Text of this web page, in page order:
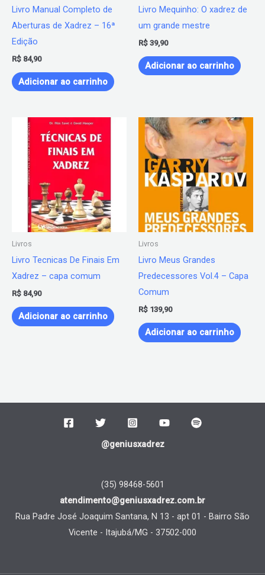
Livro Manual Completo de
Aberturas de Xadrez – 16ª
Edição
R$ 84,90
Adicionar ao carrinho
Livro Mequinho: O xadrez de
um grande mestre
R$ 39,90
Adicionar ao carrinho
Livros
Livro Tecnicas De Finais Em
Xadrez – capa comum
R$ 84,90
Adicionar ao carrinho
Livros
Livro Meus Grandes
Predecessores Vol.4 – Capa
Comum
R$ 139,90
Adicionar ao carrinho
@geniusxadrez
(35) 98468-5601
atendimento@geniusxadrez.com.br
Rua Padre José Joaquim Santana, N 13 - apt 01 - Bairro São
Vicente - Itajubá/MG - 37502-000